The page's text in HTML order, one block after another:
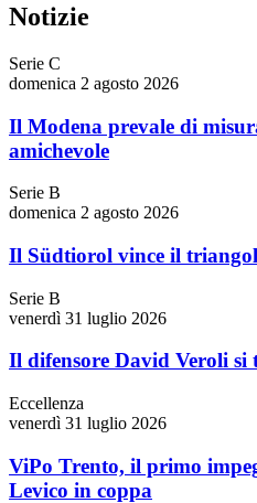
Notizie
Serie C
domenica 2 agosto 2026
Il Modena prevale di
amichevole
Serie B
domenica 2 agosto 2026
Il Südtiorol vince il
Serie B
venerdì 31 luglio 2026
Il difensore David Veroli si
Eccellenza
venerdì 31 luglio 2026
ViPo Trento, il primo
Levico in coppa